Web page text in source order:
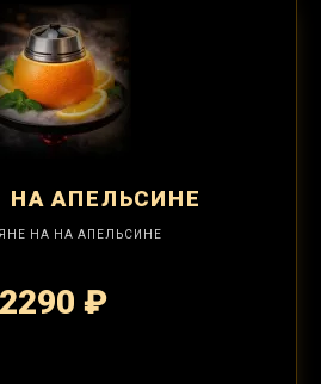
НА АПЕЛЬСИНЕ
НА НА АПЕЛЬСИНЕ
2290 ₽